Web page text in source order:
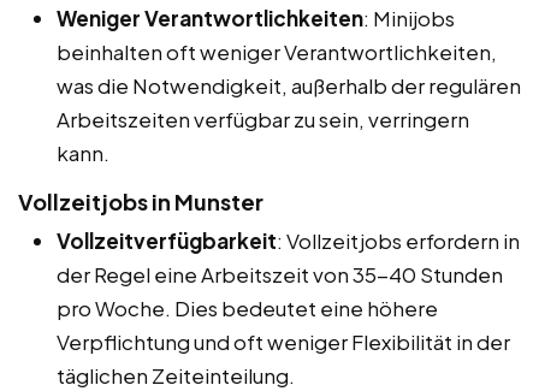
Weniger Verantwortlichkeiten: Minijobs
beinhalten oft weniger Verantwortlichkeiten,
was die Notwendigkeit, außerhalb der regulären
Arbeitszeiten verfügbar zu sein, verringern
kann.
Vollzeitjobs in Munster
Vollzeitverfügbarkeit: Vollzeitjobs erfordern in
der Regel eine Arbeitszeit von 35-40 Stunden
pro Woche. Dies bedeutet eine höhere
Verpflichtung und oft weniger Flexibilität in der
täglichen Zeiteinteilung.